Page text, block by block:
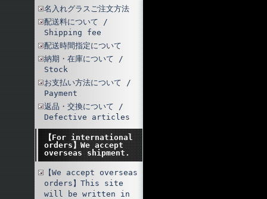
名入れグラスご注文方法
配送料について /
Shipping fee
配送時間指定について
納期・在庫について /
Stock
お支払い方法について /
Payment
返品・交換について /
Defective articles
【For international
orders】We accept
overseas shipment.
【We accept overseas
orders】This site
will be written in